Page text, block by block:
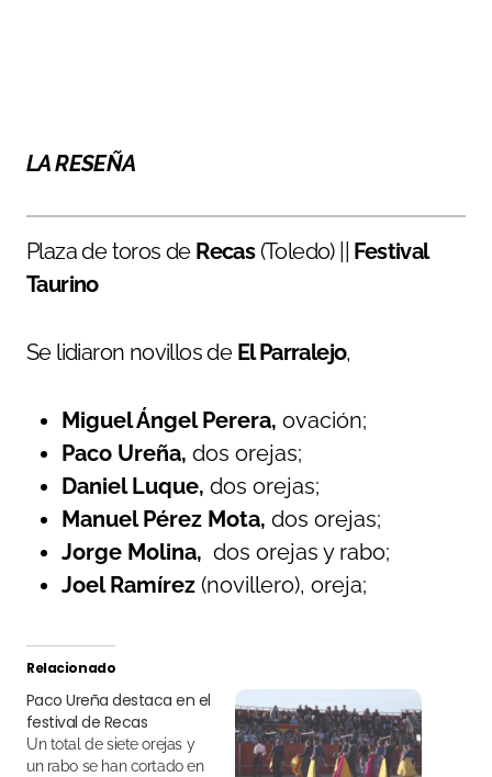
LA RESEÑA
Plaza de toros de Recas (Toledo) || Festival
Taurino
Se lidiaron novillos de El Parralejo,
Miguel Ángel Perera, ovación;
Paco Ureña, dos orejas;
Daniel Luque, dos orejas;
Manuel Pérez Mota, dos orejas;
Jorge Molina, dos orejas y rabo;
Joel Ramírez (novillero), oreja;
Relacionado
Paco Ureña destaca en el
festival de Recas
Un total de siete orejas y
un rabo se han cortado en